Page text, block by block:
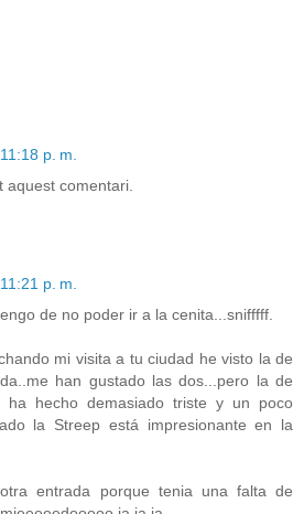
p. m.
aquest comentari.
p. m.
de no poder ir a la cenita...snifffff.
mi visita a tu ciudad he visto la de
han gustado las dos...pero la de
ha hecho demasiado triste y un poco
la Streep está impresionante en la
entrada porque tenia una falta de